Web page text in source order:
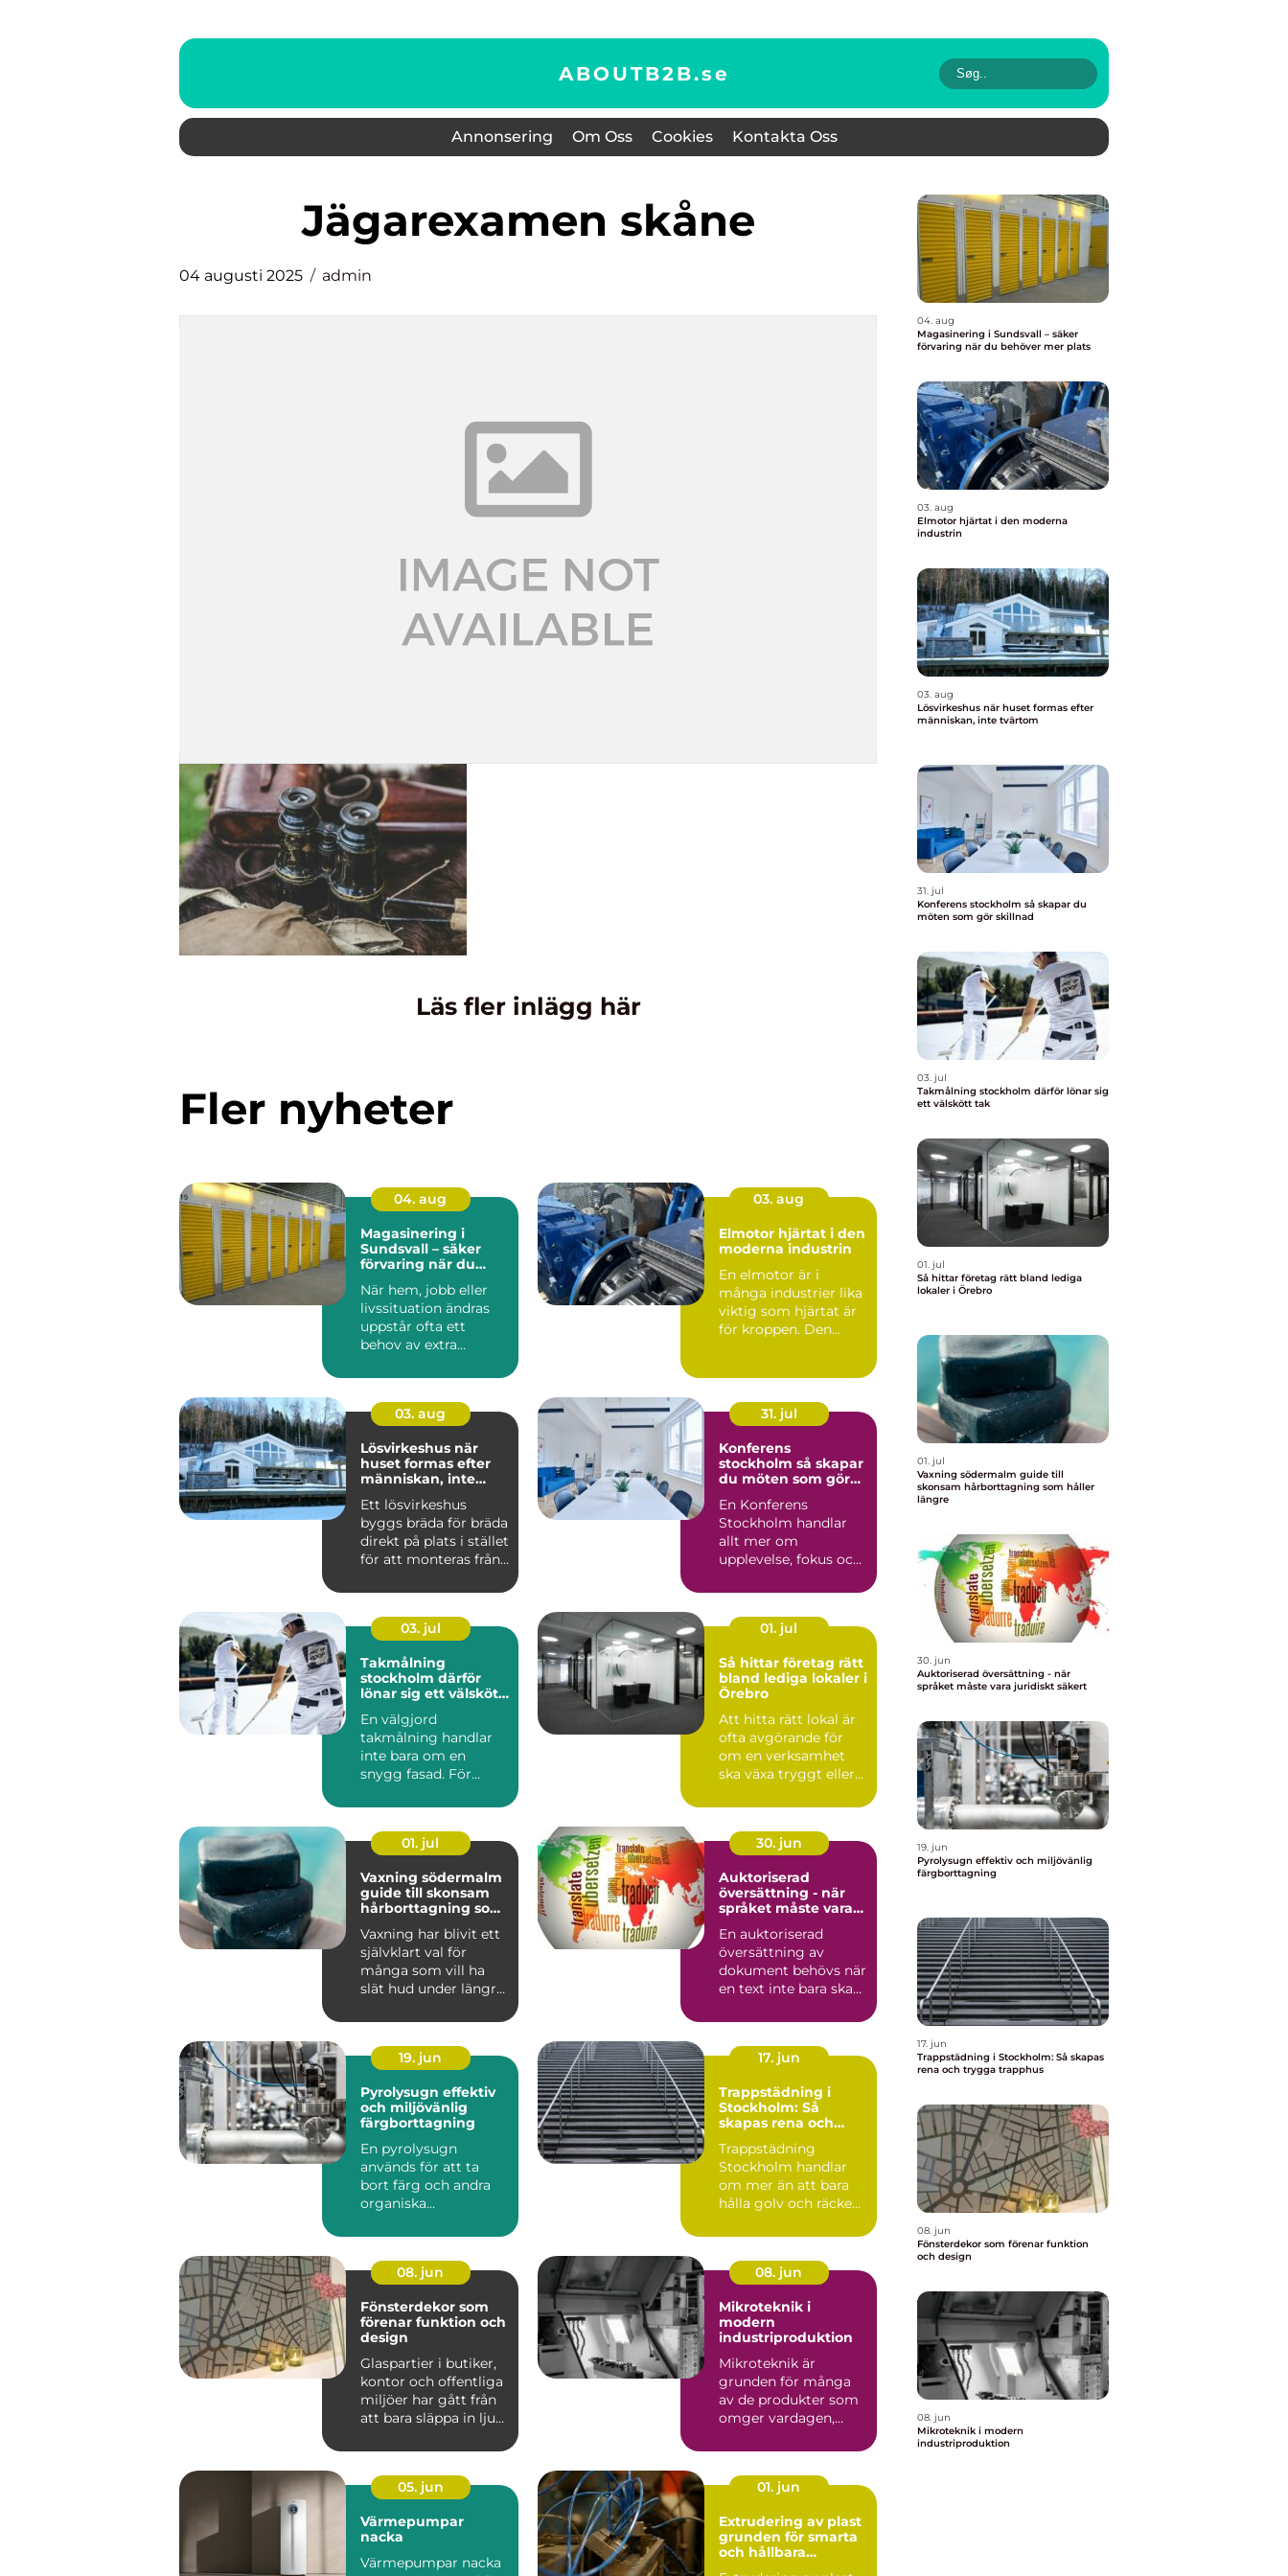
ABOUTB2B.se
Annonsering Om Oss Cookies Kontakta Oss
jägarexamen skåne
04 augusti 2025 admin
Läs fler inlägg här
Fler nyheter
04. aug
Magasinering i
Sundsvall – säker
förvaring när du
När hem, jobb eller
livssituation ändras
uppstår ofta ett
behov av extra
03. aug
Elmotor hjärtat i den
moderna industrin
En elmotor är i
många industrier lika
viktig som hjärtat är
för kroppen. Den
03. aug
Lösvirkeshus när
huset formas efter
människan, inte
Ett lösvirkeshus
byggs bräda för bräda
direkt på plats i stället
för att monteras från
31. jul
Konferens
stockholm så skapar
du möten som gör
En Konferens
Stockholm handlar
allt mer om
upplevelse, fokus och
lokal med sto...
03. jul
Takmålning
stockholm därför
lönar sig ett välskött
En välgjord
takmålning handlar
inte bara om en
snygg fasad. För
bostadsrättsför...
01. jul
Så hittar företag rätt
bland lediga lokaler i
Örebro
Att hitta rätt lokal är
ofta avgörande för
om en verksamhet
ska växa tryggt eller
01. jul
Vaxning södermalm
guide till skonsam
hårborttagning som
Vaxning har blivit ett
självklart val för
många som vill ha
slät hud under längre
30. jun
Auktoriserad
översättning - när
språket måste vara
En auktoriserad
översättning av
dokument behövs när
en text inte bara ska
19. jun
Pyrolysugn effektiv
och miljövänlig
färgborttagning
En pyrolysugn
används för att ta
bort färg och andra
organiska
metallföremål med
17. jun
Trappstädning i
Stockholm: Så
skapas rena och
Trappstädning
Stockholm handlar
om mer än att bara
hålla golv och räcken
08. jun
Fönsterdekor som
förenar funktion och
design
Glaspartier i butiker,
kontor och offentliga
miljöer har gått från
att bara släppa in ljus
08. jun
Mikroteknik i
modern
industriproduktion
Mikroteknik är
grunden för många
av de produkter som
omger vardagen,
05. jun
Värmepumpar
nacka
Värmepumpar nacka
01. jun
Extrudering av plast
grunden för smarta
och hållbara
04. aug
Magasinering i Sundsvall – säker
förvaring när du behöver mer plats
03. aug
Elmotor hjärtat i den moderna
industrin
03. aug
Lösvirkeshus när huset formas efter
människan, inte tvärtom
31. jul
Konferens stockholm så skapar du
möten som gör skillnad
03. jul
Takmålning stockholm därför lönar sig
ett välskött tak
01. jul
Så hittar företag rätt bland lediga
lokaler i Örebro
01. jul
Vaxning södermalm guide till
skonsam hårborttagning som håller
längre
30. jun
Auktoriserad översättning - när
språket måste vara juridiskt säkert
19. jun
Pyrolysugn effektiv och miljövänlig
färgborttagning
17. jun
Trappstädning i Stockholm: Så skapas
rena och trygga trapphus
08. jun
Fönsterdekor som förenar funktion
och design
08. jun
Mikroteknik i modern
industriproduktion